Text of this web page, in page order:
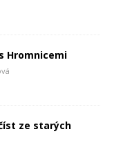
Hromnicemi
ze starých